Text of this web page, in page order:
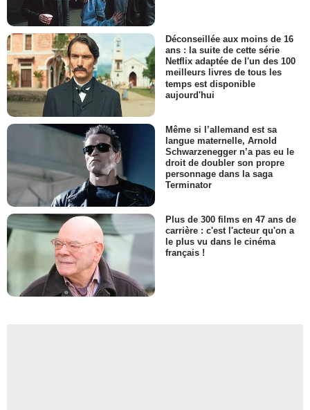
Déconseillée aux moins de 16
ans : la suite de cette série
Netflix adaptée de l'un des 100
meilleurs livres de tous les
temps est disponible
aujourd'hui
Même si l’allemand est sa
langue maternelle, Arnold
Schwarzenegger n’a pas eu le
droit de doubler son propre
personnage dans la saga
Terminator
Plus de 300 films en 47 ans de
carrière : c'est l'acteur qu'on a
le plus vu dans le cinéma
français !